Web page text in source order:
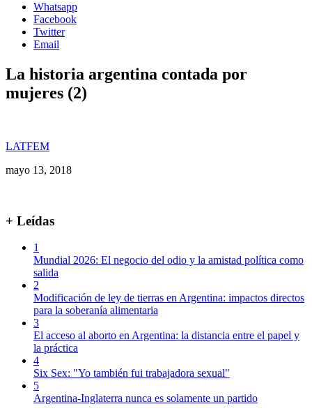
Whatsapp
Facebook
Twitter
Email
La historia argentina contada por
mujeres (2)
LATFEM
mayo 13, 2018
+ Leídas
1
Mundial 2026: El negocio del odio y la amistad política como
salida
2
Modificación de ley de tierras en Argentina: impactos directos
para la soberanía alimentaria
3
El acceso al aborto en Argentina: la distancia entre el papel y
la práctica
4
Six Sex: "Yo también fui trabajadora sexual"
5
Argentina-Inglaterra nunca es solamente un partido